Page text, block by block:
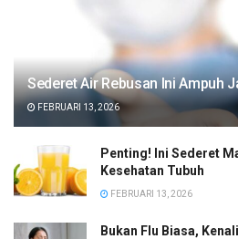
Sederet Air Rebusan Ini Ampuh
FEBRUARI 13, 2026
Penting! Ini Sederet
Kesehatan Tubuh
FEBRUARI 13, 2026
Bukan Flu Biasa,